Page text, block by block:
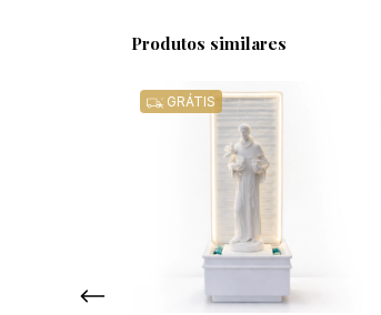
Produtos similares
GRÁTIS